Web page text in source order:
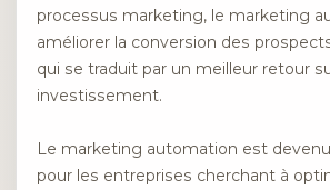
processus marketing, le marketing
améliorer la conversion des
qui se traduit par un meilleur retour
investissement.
Le marketing automation est
pour les entreprises cherchant à